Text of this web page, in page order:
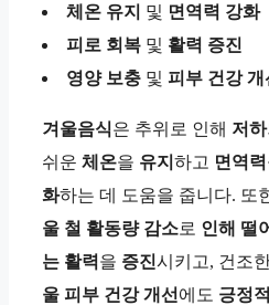
체온 유지 및 면역력 강화
피로 회복 및 활력 증진
영양 보충 및 피부 건강 개
겨울음식은 추위로 인해 저하
쉬운 체온을 유지 하고 면역력
화하는 데 도움을 줍니다. 또
울 철 활동량 감소로 인해 떨
는 활력 을 증진시키고, 건조
울 피부 건강 개선 에도 긍정